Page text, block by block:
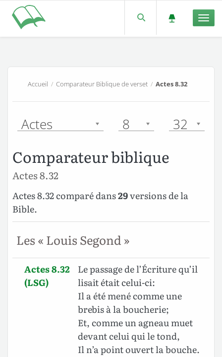
Accueil /Comparateur Biblique de verset /Actes 8.32
Actes 8 32
Comparateur biblique
Actes 8.32
Actes 8.32 comparé dans29versions de la
Bible.
Les « Louis Segond »
Actes 8.32
(LSG)
Le passage de l’Écriture qu’il
lisait était celui-ci:
Il a été mené comme une
brebis à la boucherie;
Et, comme un agneau muet
devant celui qui le tond,
Il n’a point ouvert la bouche.